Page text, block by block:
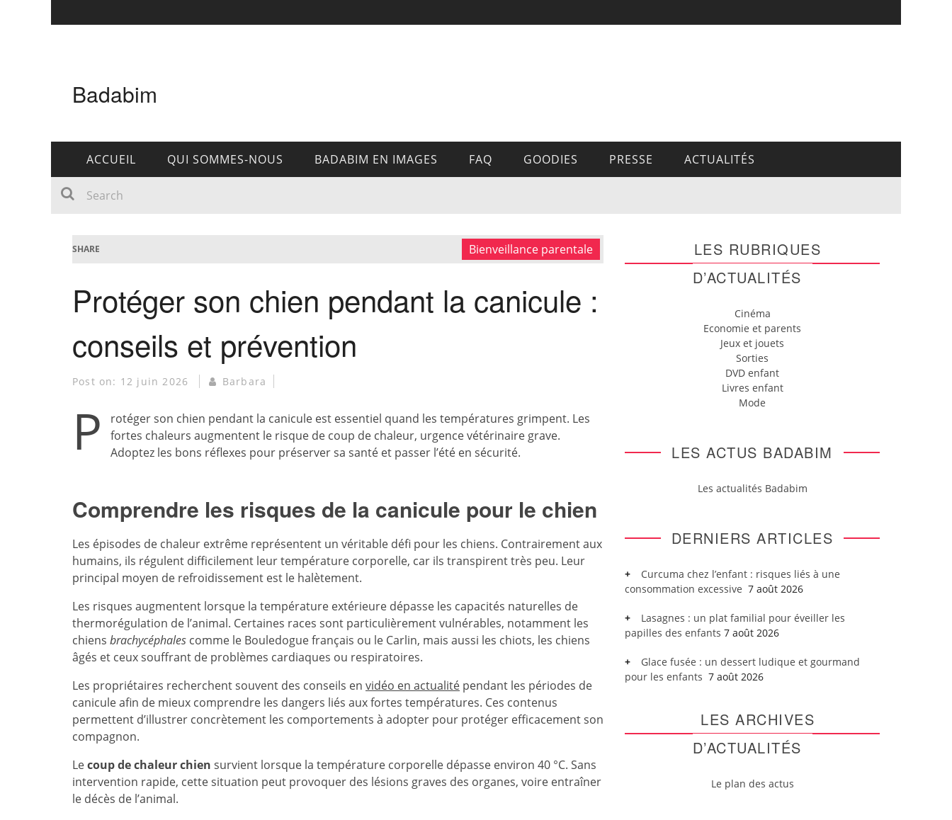
Badabim
ACCUEIL QUI SOMMES-NOUS BADABIM EN IMAGES FAQ GOODIES PRESSE ACTUALITÉS
SHARE Bienveillance parentale
Protéger son chien pendant la canicule :
conseils et prévention
Post on: 12 juin 2026 Barbara
P
rotéger son chien pendant la canicule est essentiel quand les températures grimpent. Les
fortes chaleurs augmentent le risque de coup de chaleur, urgence vétérinaire grave.
Adoptez les bons réflexes pour préserver sa santé et passer l’été en sécurité.
Comprendre les risques de la canicule pour le chien
Les épisodes de chaleur extrême représentent un véritable défi pour les chiens. Contrairement aux
humains, ils régulent difficilement leur température corporelle, car ils transpirent très peu. Leur
principal moyen de refroidissement est le halètement.
Les risques augmentent lorsque la température extérieure dépasse les capacités naturelles de
thermorégulation de l’animal. Certaines races sont particulièrement vulnérables, notamment les
chiens brachycéphales comme le Bouledogue français ou le Carlin, mais aussi les chiots, les chiens
âgés et ceux souffrant de problèmes cardiaques ou respiratoires.
Les propriétaires recherchent souvent des conseils en vidéo en actualité pendant les périodes de
canicule afin de mieux comprendre les dangers liés aux fortes températures. Ces contenus
permettent d’illustrer concrètement les comportements à adopter pour protéger efficacement son
compagnon.
Lecoup de chaleur chien survient lorsque la température corporelle dépasse environ 40 °C. Sans
intervention rapide, cette situation peut provoquer des lésions graves des organes, voire entraîner
le décès de l’animal.
LES RUBRIQUES
D’ACTUALITÉS
Cinéma
Economie et parents
Jeux et jouets
Sorties
DVD enfant
Livres enfant
Mode
LES ACTUS BADABIM
Les actualités Badabim
DERNIERS ARTICLES
Curcuma chez l’enfant : risques liés à une
consommation excessive 7 août 2026
Lasagnes : un plat familial pour éveiller les
papilles des enfants 7 août 2026
Glace fusée : un dessert ludique et gourmand
pour les enfants 7 août 2026
LES ARCHIVES
D’ACTUALITÉS
Le plan des actus